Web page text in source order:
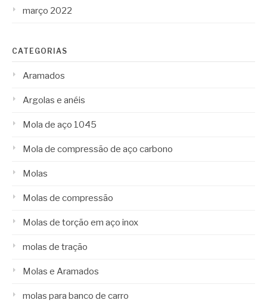
março 2022
CATEGORIAS
Aramados
Argolas e anéis
Mola de aço 1045
Mola de compressão de aço carbono
Molas
Molas de compressão
Molas de torção em aço inox
molas de tração
Molas e Aramados
molas para banco de carro